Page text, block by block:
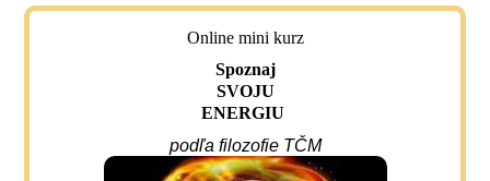
Online mini kurz
Spoznaj
SVOJU
ENERGIU
podľa filozofie TČM